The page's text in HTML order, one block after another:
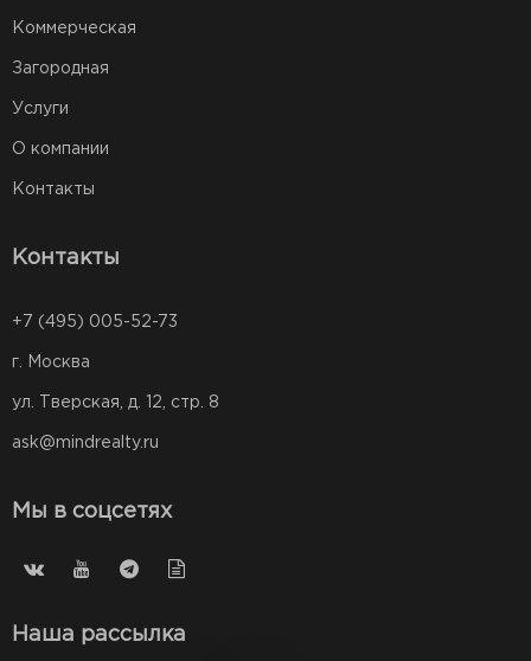
Коммерческая
Загородная
Услуги
О компании
Контакты
Контакты
+7 (495) 005-52-73
г. Москва
ул. Тверская, д. 12, стр. 8
ask@mindrealty.ru
Мы в соцсетях
Наша рассылка